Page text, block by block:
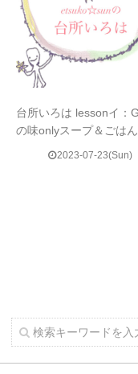
台所いろは lessonイ：
の味onlyスープ＆ごはん
2023-07-23(Sun)